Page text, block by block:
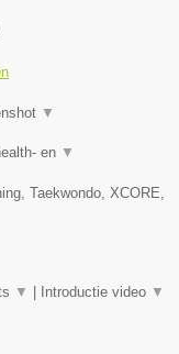
▼
en ▼
Taekwondo, XCORE,
▼ Introductie video ▼